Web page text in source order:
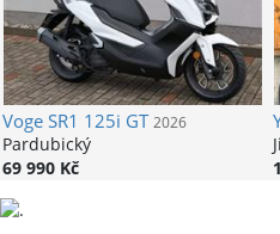
VogeSR1 125i GT 2026
Pardubický
69 990 Kč